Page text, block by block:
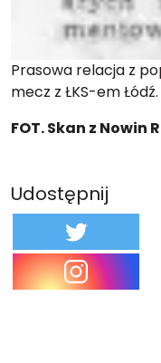
Prasowa relacja z
mecz z ŁKS-em Łódź.
FOT. Skan z Nowin
Udostępnij